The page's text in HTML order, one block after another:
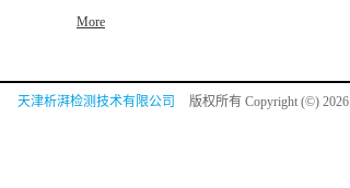
More
天津析湃检测技术有限公司 版权所有 Copyright (©) 2026